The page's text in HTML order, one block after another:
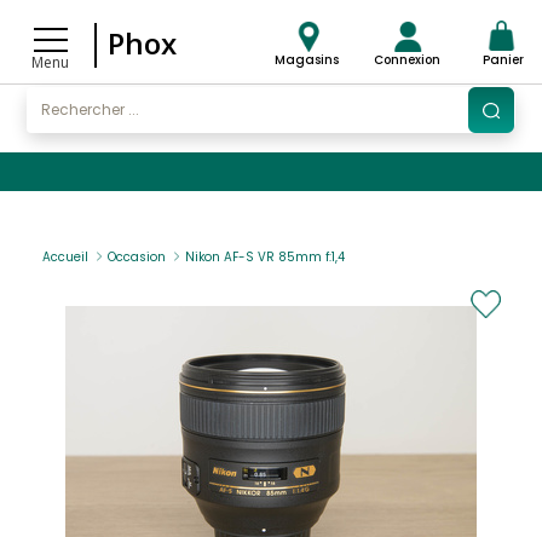
Menu
Phox Magasins Connexion Panier
Accueil Occasion Nikon AF-S VR 85mm f:1,4